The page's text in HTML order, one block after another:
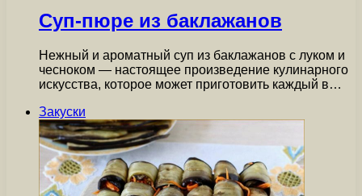
Суп-пюре из баклажанов
Нежный и ароматный суп из баклажанов с луком и
чесноком — настоящее произведение кулинарного
искусства, которое может приготовить каждый в…
Закуски